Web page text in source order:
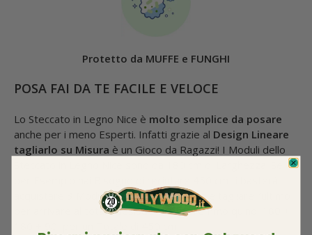
Protetto da MUFFE e FUNGHI
POSA FAI DA TE FACILE E VELOCE
Lo Steccato in Legno Nice è molto semplice da posare
anche per i meno Esperti. Infatti grazie al Design Lineare
tagliarlo su Misura è un Gioco da Ragazzi! I Moduli dello
acquistare 3 Moduli di Steccato in Legno e tagliare l’ultimo
per arrivare al totale desisderato. Avremmo quindi 180 +